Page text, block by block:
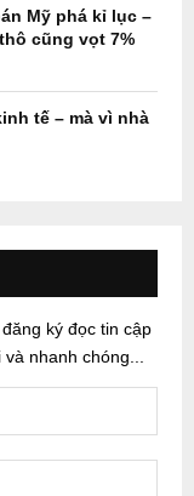
Mỹ phá kỉ lục –
cũng vọt 7%
tế – mà vì nhà
ký đọc tin cập
nhanh chóng...